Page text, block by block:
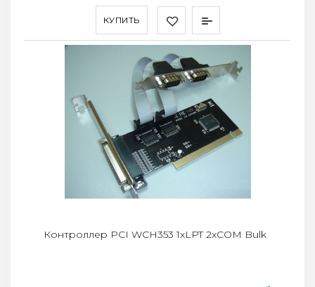
КУПИТЬ
Контроллер PCI WCH353 1xLPT 2xCOM Bulk